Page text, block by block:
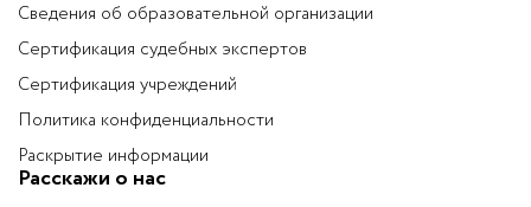
Сведения об образовательной организации
Сертификация судебных экспертов
Сертификация учреждений
Политика конфиденциальности
Раскрытие информации
Расскажи о нас